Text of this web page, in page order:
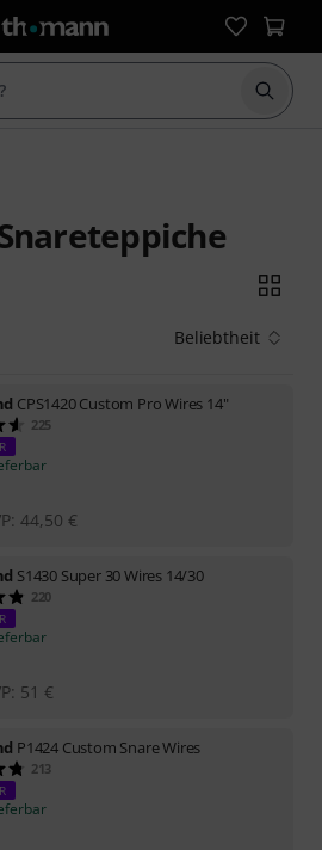
Suche
Beliebtheit
CPS1420 Custom Pro Wires 14"
225
44,50 €
S1430 Super 30 Wires 14/30
220
51 €
P1424 Custom Snare Wires
213